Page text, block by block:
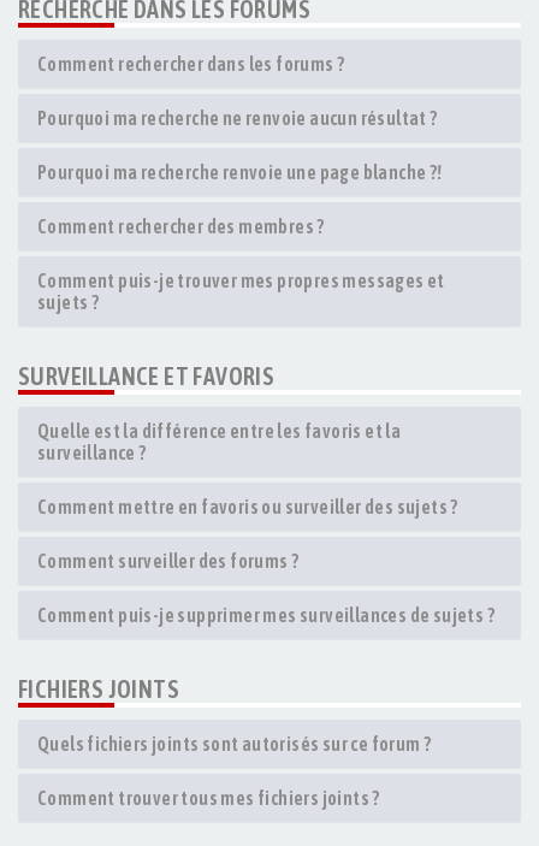
RECHERCHE DANS LES FORUMS
Comment rechercher dans les forums ?
Pourquoi ma recherche ne renvoie aucun résultat ?
Pourquoi ma recherche renvoie une page blanche ?!
Comment rechercher des membres ?
Comment puis-je trouver mes propres messages et
sujets ?
SURVEILLANCE ET FAVORIS
Quelle est la différence entre les favoris et la
surveillance ?
Comment mettre en favoris ou surveiller des sujets ?
Comment surveiller des forums ?
Comment puis-je supprimer mes surveillances de sujets ?
FICHIERS JOINTS
Quels fichiers joints sont autorisés sur ce forum ?
Comment trouver tous mes fichiers joints ?